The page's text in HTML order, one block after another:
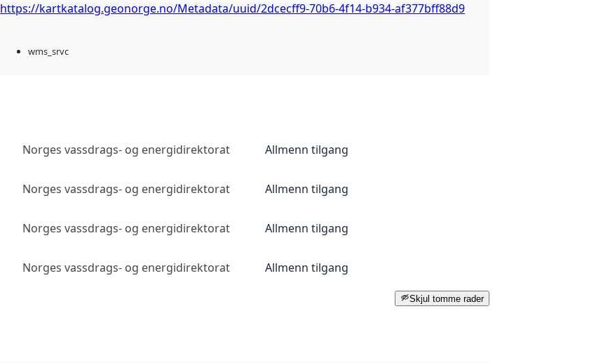
https://kartkatalog.geonorge.no/Metadata/uuid/2dcecff9-70b6-4f14-b934-af377bff88d9
wms_srvc
Norges vassdrags- og energidirektorat Allmenn tilgang
Norges vassdrags- og energidirektorat Allmenn tilgang
Norges vassdrags- og energidirektorat Allmenn tilgang
Norges vassdrags- og energidirektorat Allmenn tilgang
Skjul tomme rader